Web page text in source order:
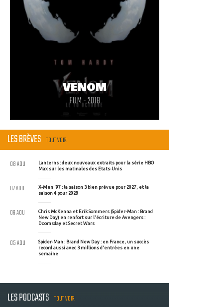
VENOM
FILM - 2018
LES BRÈVES TOUT VOIR
Lanterns : deux nouveaux extraits pour la série HBO
Max sur les matinales des Etats-Unis
08 AOU
X-Men '97 : la saison 3 bien prévue pour 2027, et la
saison 4 pour 2028
07 AOU
Chris McKenna et Erik Sommers (Spider-Man : Brand
New Day) en renfort sur l'écriture de Avengers :
Doomsday et Secret Wars
06 AOU
Spider-Man : Brand New Day : en France, un succès
record aussi avec 3 millions d'entrées en une
semaine
05 AOU
LES PODCASTS TOUT VOIR